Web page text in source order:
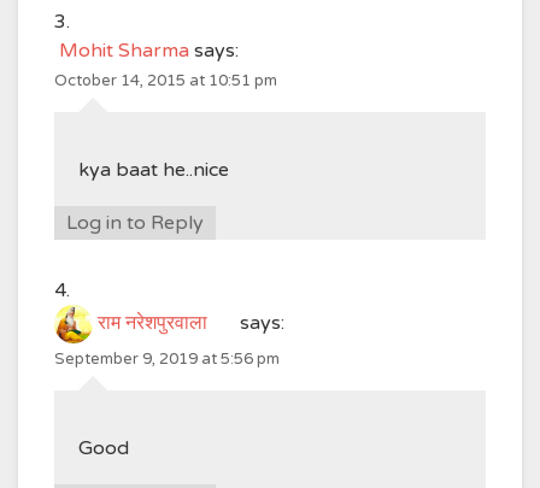
Mohit Sharma says:
October 14, 2015 at 10:51 pm
kya baat he..nice
Log in to Reply
राम नरेशपुरवाला says:
September 9, 2019 at 5:56 pm
Good